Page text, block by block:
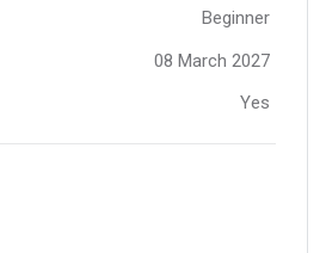
Beginner
08 March 2027
Yes